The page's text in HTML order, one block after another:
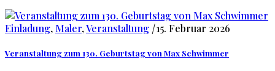
Einladung, Maler,Veranstaltung |15. Februar 2026
Veranstaltung zum 130. Geburtstag von Max Schwimmer